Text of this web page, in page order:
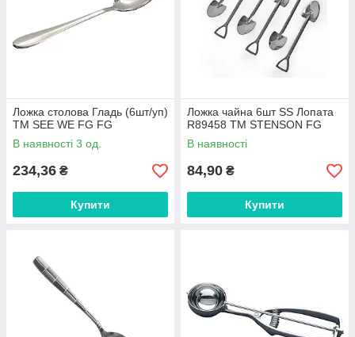
Ложка столова Гладь (6шт/уп)
ТМ SEE WE FG FG
В наявності 3 од.
234,36 ₴
Купити
Ложка чайна 6шт SS Лопата
R89458 ТМ STENSON FG
В наявності
84,90 ₴
Купити